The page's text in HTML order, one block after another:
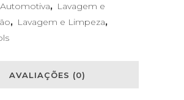
, Lavagem e
, Lavagem e Limpeza,
AVALIAÇÕES (0)